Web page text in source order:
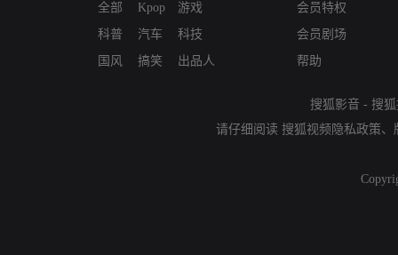
全部
科普
国风
Kpop
汽车
搞笑
游戏
科技
出品人
会员特权
会员剧场
帮助
搜狐影音 - 搜
请仔细阅读 搜狐视频隐私政策、